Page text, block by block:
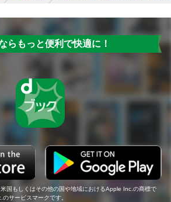
らもっと便利で快適に！
国もしくはその他の国や地域におけるApple Inc.の商標で
サービスマークです。